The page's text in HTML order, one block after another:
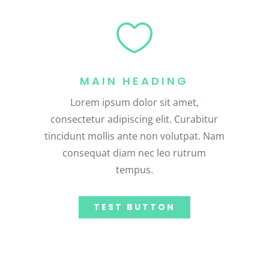

MAIN HEADING
Lorem ipsum dolor sit amet,
consectetur adipiscing elit. Curabitur
tincidunt mollis ante non volutpat. Nam
consequat diam nec leo rutrum
tempus.
TEST BUTTON